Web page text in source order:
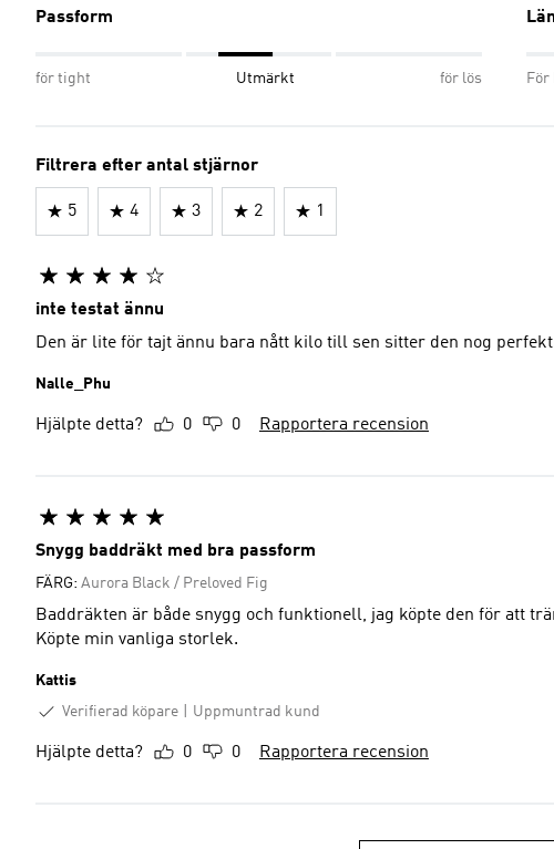
Passform
för tight Utmärkt för lös För
Filtrera efter antal stjärnor
5 4 3 2 1
inte testat ännu
Den är lite för tajt ännu bara nått kilo till sen sitter den nog
Nalle_Phu
Hjälpte detta? 0 0 Rapportera recension
Snygg baddräkt med bra passform
FÄRG: Aurora Black / Preloved Fig
Baddräkten är både snygg och funktionell, jag köpte den för att
Köpte min vanliga storlek.
Kattis
Verifierad köpare
Uppmuntrad kund
Hjälpte detta? 0 0 Rapportera recension